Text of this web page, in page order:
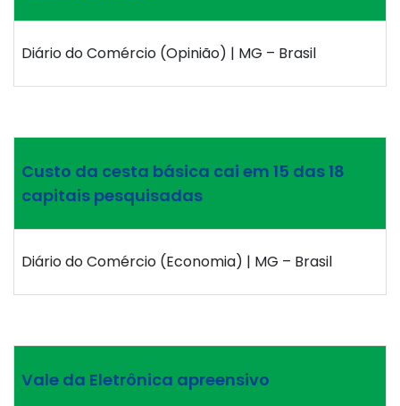
Diário do Comércio (Opinião) | MG – Brasil
Custo da cesta básica cai em 15 das 18
capitais pesquisadas
Diário do Comércio (Economia) | MG – Brasil
Vale da Eletrônica apreensivo